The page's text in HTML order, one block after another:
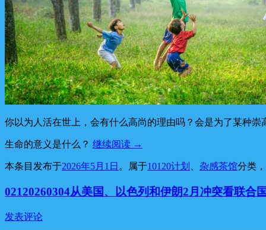
你以为人活在世上，会有什么高尚的理由吗？会是为了某种
生命的意义是什么？ 继续阅读 →
本条目发布于2026年5月1日 。属于10120计划 杂感茶馆分类
02120260304从美国、以色列和伊朗2月冲突看联合
发表评论